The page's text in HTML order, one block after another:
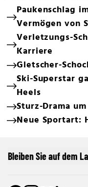
Paukenschlag
Vermögen von
Verletzungs-
Karriere
Gletscher-
Ski-Superstar
Heels
Sturz-Drama
Neue Sportart:
Bleiben Sie auf dem